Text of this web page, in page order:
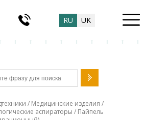
RU UK
Форма поиска
/ Медицинские изделия /
аспираторы / Пайпель